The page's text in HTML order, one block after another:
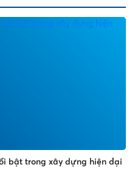
bật trong xây dựng hiện đại